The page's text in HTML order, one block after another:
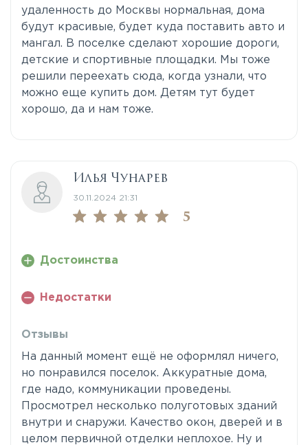
удаленность до Москвы нормальная, дома
будут красивые, будет куда поставить авто и
мангал. В поселке сделают хорошие дороги,
детские и спортивные площадки. Мы тоже
решили переехать сюда, когда узнали, что
можно еще купить дом. Детям тут будет
хорошо, да и нам тоже.
Илья Чунарев
30.11.2024 21:31
5
Достоинства
Недостатки
Отзывы
На данный момент ещё не оформлял ничего,
но понравился поселок. Аккуратные дома,
где надо, коммуникации проведены.
Просмотрел несколько полуготовых зданий
внутри и снаружи. Качество окон, дверей и в
целом первичной отделки неплохое. Ну и